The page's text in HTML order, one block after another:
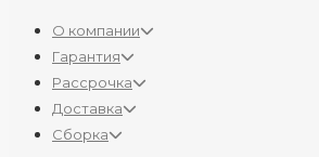
О компании
Гарантия
Рассрочка
Доставка
Сборка